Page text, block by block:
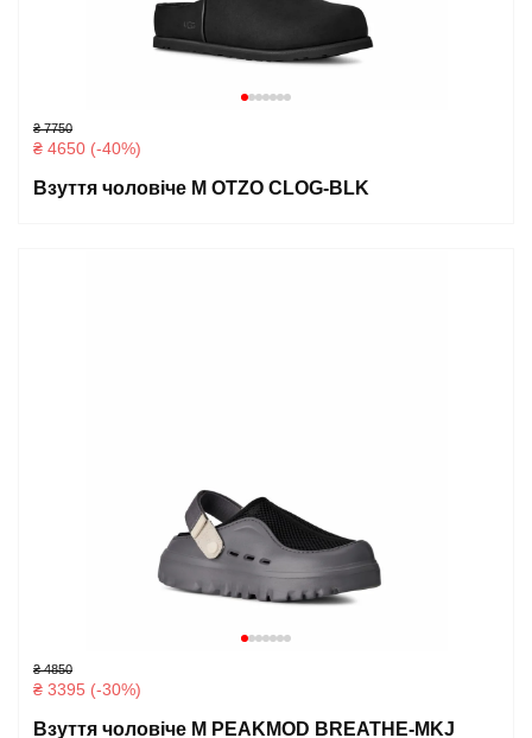
₴ 7750
₴ 4650 (-40%)
Взуття чоловіче M OTZO CLOG-BLK
₴ 4850
₴ 3395 (-30%)
Взуття чоловіче M PEAKMOD BREATHE-MKJ